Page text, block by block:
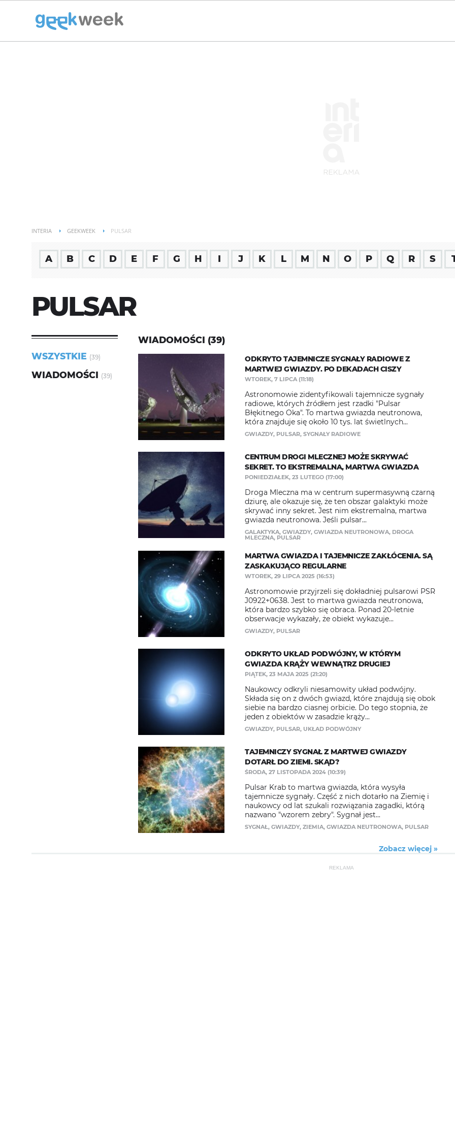
INTERIA GEEKWEEK PULSAR
A B C D E F G H I J K L M N O P Q R S
PULSAR
WSZYSTKIE (39)
WIADOMOŚCI (39)
WIADOMOŚCI (39)
ODKRYTO TAJEMNICZE SYGNAŁY RADIOWE Z
MARTWEJ GWIAZDY. PO DEKADACH CISZY
WTOREK, 7 LIPCA (11:18)
Astronomowie zidentyfikowali tajemnicze sygnały
radiowe, których źródłem jest rzadki "Pulsar
Błękitnego Oka". To martwa gwiazda neutronowa,
która znajduje się około 10 tys. lat świetlnych...
GWIAZDY, PULSAR, SYGNAŁY RADIOWE
CENTRUM DROGI MLECZNEJ MOŻE SKRYWAĆ
SEKRET. TO EKSTREMALNA, MARTWA GWIAZDA
PONIEDZIAŁEK, 23 LUTEGO (17:00)
Droga Mleczna ma w centrum supermasywną czarną
dziurę, ale okazuje się, że ten obszar galaktyki może
skrywać inny sekret. Jest nim ekstremalna, martwa
gwiazda neutronowa. Jeśli pulsar...
GALAKTYKA, GWIAZDY, GWIAZDA NEUTRONOWA, DROGA
MLECZNA, PULSAR
MARTWA GWIAZDA I TAJEMNICZE ZAKŁÓCENIA. SĄ
ZASKAKUJĄCO REGULARNE
WTOREK, 29 LIPCA 2025 (16:53)
Astronomowie przyjrzeli się dokładniej pulsarowi PSR
J0922+0638. Jest to martwa gwiazda neutronowa,
która bardzo szybko się obraca. Ponad 20-letnie
obserwacje wykazały, że obiekt wykazuje...
GWIAZDY, PULSAR
ODKRYTO UKŁAD PODWÓJNY, W KTÓRYM
GWIAZDA KRĄŻY WEWNĄTRZ DRUGIEJ
PIĄTEK, 23 MAJA 2025 (21:20)
Naukowcy odkryli niesamowity układ podwójny.
Składa się on z dwóch gwiazd, które znajdują się obok
siebie na bardzo ciasnej orbicie. Do tego stopnia, że
jeden z obiektów w zasadzie krąży...
GWIAZDY, PULSAR, UKŁAD PODWÓJNY
TAJEMNICZY SYGNAŁ Z MARTWEJ GWIAZDY
DOTARŁ DO ZIEMI. SKĄD?
ŚRODA, 27 LISTOPADA 2024 (10:39)
Pulsar Krab to martwa gwiazda, która wysyła
tajemnicze sygnały. Część z nich dotarło na Ziemię i
naukowcy od lat szukali rozwiązania zagadki, którą
nazwano "wzorem zebry". Sygnał jest...
SYGNAŁ, GWIAZDY, ZIEMIA, GWIAZDA NEUTRONOWA, PULSAR
Zobacz więcej »
REKLAMA